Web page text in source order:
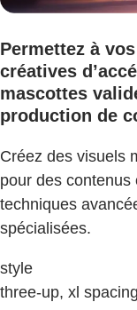
Permettez à
créatives
mascottes
production de
Créez des visuels
pour des
techniques
spécialisées.
style
three-up, xl spacing